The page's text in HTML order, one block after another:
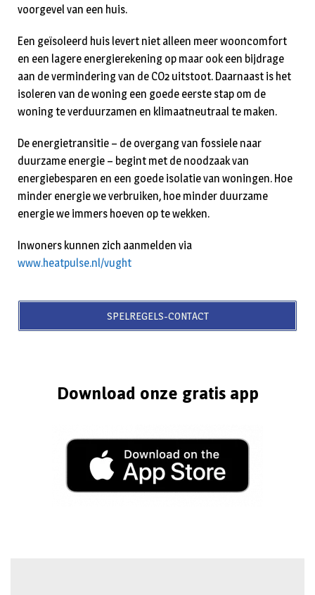
voorgevel van een huis.
Een geïsoleerd huis levert niet alleen meer wooncomfort
en een lagere energierekening op maar ook een bijdrage
aan de vermindering van de CO2 uitstoot. Daarnaast is het
isoleren van de woning een goede eerste stap om de
woning te verduurzamen en klimaatneutraal te maken.
De energietransitie – de overgang van fossiele naar
duurzame energie – begint met de noodzaak van
energiebesparen en een goede isolatie van woningen. Hoe
minder energie we verbruiken, hoe minder duurzame
energie we immers hoeven op te wekken.
Inwoners kunnen zich aanmelden via
www.heatpulse.nl/vught
SPELREGELS-CONTACT
Download onze gratis app